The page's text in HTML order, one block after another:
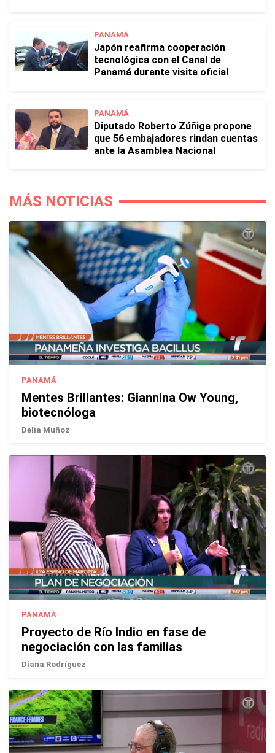
PANAMÁ
Japón reafirma cooperación
tecnológica con el Canal de
Panamá durante visita oficial
PANAMÁ
Diputado Roberto Zúñiga propone
que 56 embajadores rindan cuentas
ante la Asamblea Nacional
MÁS NOTICIAS
PANAMÁ
Mentes Brillantes: Giannina Ow Young,
biotecnóloga
Delia Muñoz
PANAMÁ
Proyecto de Río Indio en fase de
negociación con las familias
Diana Rodríguez